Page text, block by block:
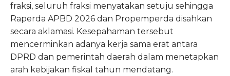
fraksi, seluruh fraksi menyatakan setuju sehingga
Raperda APBD 2026 dan Propemperda disahkan
secara aklamasi. Kesepahaman tersebut
mencerminkan adanya kerja sama erat antara
DPRD dan pemerintah daerah dalam menetapkan
arah kebijakan fiskal tahun mendatang.